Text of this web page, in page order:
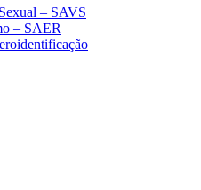
– SAVS
– SAER